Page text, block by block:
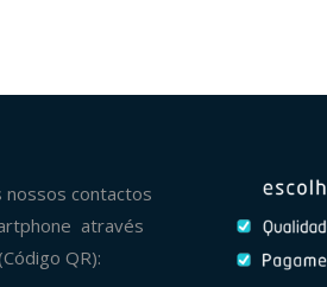
nossos contactos
através
QR):